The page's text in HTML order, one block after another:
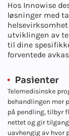
Hos Innowise
løsninger med
utviklingen av
til dine
forventede
Pasienter
Telemedisinske
behandlingen mer
på pendling, tilbyr
nettet og gir
uavhengig av hvor